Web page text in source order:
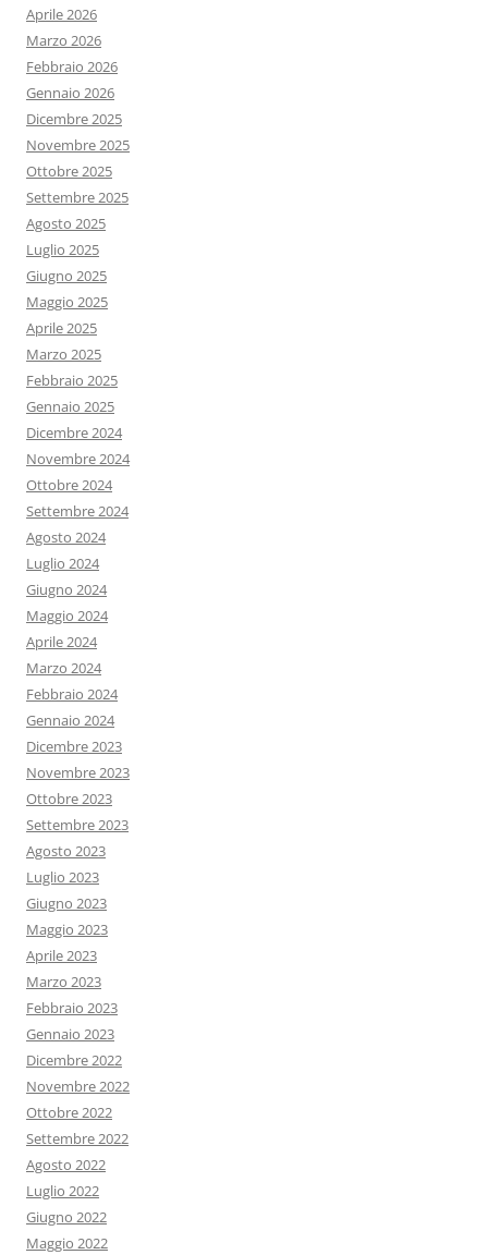
Aprile 2026
Marzo 2026
Febbraio 2026
Gennaio 2026
Dicembre 2025
Novembre 2025
Ottobre 2025
Settembre 2025
Agosto 2025
Luglio 2025
Giugno 2025
Maggio 2025
Aprile 2025
Marzo 2025
Febbraio 2025
Gennaio 2025
Dicembre 2024
Novembre 2024
Ottobre 2024
Settembre 2024
Agosto 2024
Luglio 2024
Giugno 2024
Maggio 2024
Aprile 2024
Marzo 2024
Febbraio 2024
Gennaio 2024
Dicembre 2023
Novembre 2023
Ottobre 2023
Settembre 2023
Agosto 2023
Luglio 2023
Giugno 2023
Maggio 2023
Aprile 2023
Marzo 2023
Febbraio 2023
Gennaio 2023
Dicembre 2022
Novembre 2022
Ottobre 2022
Settembre 2022
Agosto 2022
Luglio 2022
Giugno 2022
Maggio 2022